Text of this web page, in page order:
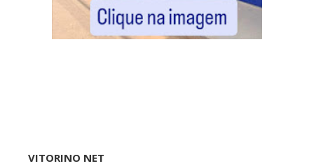
VITORINO NET